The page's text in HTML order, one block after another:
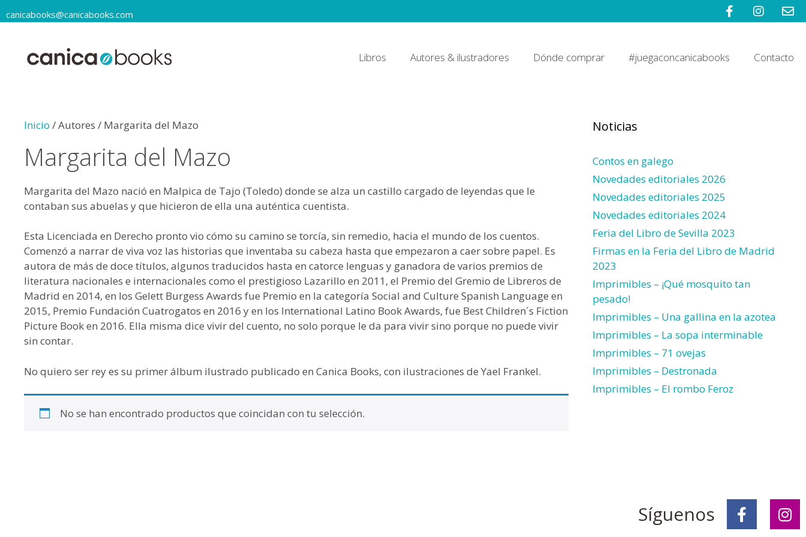
canicabooks@canicabooks.com
Libros Autores & ilustradores Dónde comprar #juegaconcanicabooks Contacto
Inicio / Autores / Margarita del Mazo
Margarita del Mazo
Margarita del Mazo nació en Malpica de Tajo (Toledo) donde se alza un castillo cargado de leyendas que le
contaban sus abuelas y que hicieron de ella una auténtica cuentista.
Esta Licenciada en Derecho pronto vio cómo su camino se torcía, sin remedio, hacia el mundo de los cuentos.
Comenzó a narrar de viva voz las historias que inventaba su cabeza hasta que empezaron a caer sobre papel. Es
autora de más de doce títulos, algunos traducidos hasta en catorce lenguas y ganadora de varios premios de
literatura nacionales e internacionales como el prestigioso Lazarillo en 2011, el Premio del Gremio de Libreros de
Madrid en 2014, en los Gelett Burgess Awards fue Premio en la categoría Social and Culture Spanish Language en
2015, Premio Fundación Cuatrogatos en 2016 y en los International Latino Book Awards, fue Best Children´s Fiction
Picture Book en 2016. Ella misma dice vivir del cuento, no solo porque le da para vivir sino porque no puede vivir
sin contar.
No quiero ser rey es su primer álbum ilustrado publicado en Canica Books, con ilustraciones de Yael Frankel.
No se han encontrado productos que coincidan con tu selección.
Noticias
Contos en galego
Novedades editoriales 2026
Novedades editoriales 2025
Novedades editoriales 2024
Feria del Libro de Sevilla 2023
Firmas en la Feria del Libro de Madrid
2023
Imprimibles – ¡Qué mosquito tan
pesado!
Imprimibles – Una gallina en la azotea
Imprimibles – La sopa interminable
Imprimibles – 71 ovejas
Imprimibles – Destronada
Imprimibles – El rombo Feroz
Síguenos